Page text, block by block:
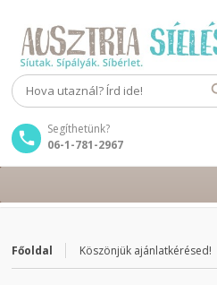
Segíthetünk?
06-1-781-2967
Főoldal Köszönjük ajánlatkérésed!